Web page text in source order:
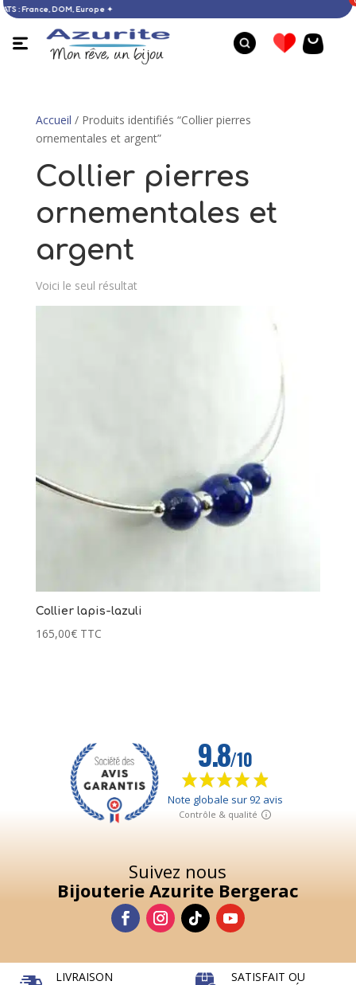
: France, DOM, Europe ✦
Accueil / Produits identifiés “Collier pierres
ornementales et argent”
Collier pierres
ornementales et
argent
Voici le seul résultat
Collier lapis-lazuli
165,00€ TTC
Suivez nous
Bijouterie Azurite Bergerac
LIVRAISON
SATISFAIT OU